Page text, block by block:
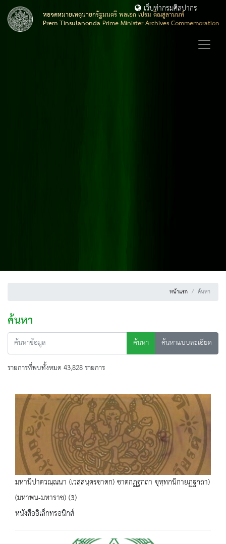
หอจดหมายเหตุนายกรัฐมนตรี พลเอก เปรม ติณสูลานนท์
Prem Tinsulanonda Prime Minister Archives Commemoration
เว็บท่ากรมศิลปากร
หน้าแรก ค้นหา
ค้นหา
ค้นหา
ค้นหาแบบละเอียด
รายการที่พบทั้งหมด 43,828 รายการ
มหานิปาตวณฺณนา (เวสฺสนฺตรชาดก) ชาตกฏฐกถา ขุทฺทกนิกายฏฐกถา)
(มหาพน-มหาราช) (3)
หนังสืออิเล็กทรอนิกส์